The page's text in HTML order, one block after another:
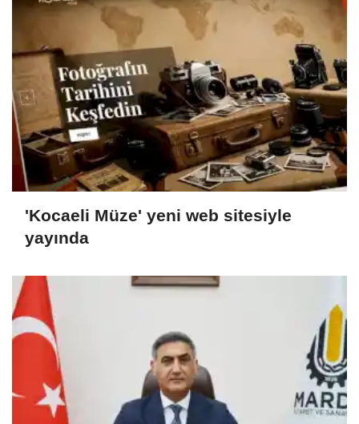
'Kocaeli Müze' yeni web sitesiyle
yayında